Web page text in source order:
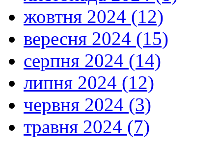
жовтня 2024 (12)
вересня 2024 (15)
серпня 2024 (14)
липня 2024 (12)
червня 2024 (3)
травня 2024 (7)